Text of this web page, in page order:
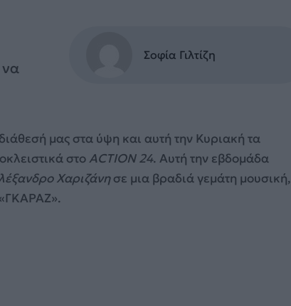
Σοφία Γιλτίζη
μας στα ύψη και αυτή την Κυριακή τα
στοACTION 24. Αυτή την εβδομάδα
Χαριζάνησε μια βραδιά γεμάτη μουσική,